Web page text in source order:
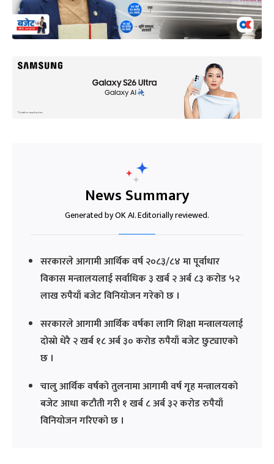
News Summary
Generated by OK AI. Editorially reviewed.
सरकारले आगामी आर्थिक वर्ष २०८३/८४ मा पूर्वाधार
विकास मन्त्रालयलाई सर्वाधिक ३ खर्ब २ अर्ब ८३ करोड ५२
लाख रुपैयाँ बजेट विनियोजन गरेको छ ।
सरकारले आगामी आर्थिक वर्षका लागि शिक्षा मन्त्रालयलाई
दोस्रो धेरै २ खर्ब १८ अर्ब ३० करोड रुपैयाँ बजेट छुट्याएको
छ ।
चालु आर्थिक वर्षको तुलनामा आगामी वर्ष गृह मन्त्रालयको
बजेट आधा कटौती गरी १ खर्ब ८ अर्ब ३२ करोड रुपैयाँ
विनियोजन गरिएको छ ।